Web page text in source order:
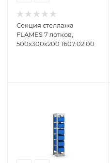
Секция стеллажа
FLAMES 7 лотков,
500х300х200 1607.02.00